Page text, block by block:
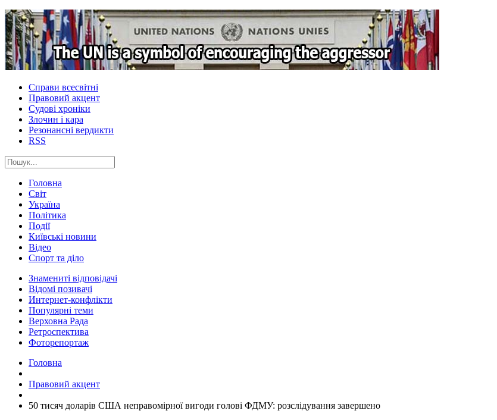
Справи всесвітні
Правовий акцент
Судові хроніки
Злочин і кара
Резонансні вердикти
RSS
Головна
Світ
Україна
Політика
Події
Київські новини
Відео
Спорт та діло
Знамениті відповідачі
Відомі позивачі
Интернет-конфлікти
Популярні теми
Верховна Рада
Ретроспектива
Фоторепортаж
Головна
Правовий акцент
​50 тисяч доларів США неправомірної вигоди голові ФДМУ: розслідування завершено